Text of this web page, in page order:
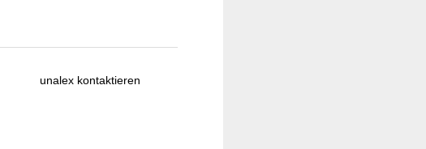
unalex kontaktieren